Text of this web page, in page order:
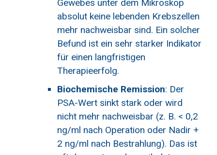
Gewebes unter dem Mikroskop
absolut keine lebenden Krebszellen
mehr nachweisbar sind. Ein solcher
Befund ist ein sehr starker Indikator
für einen langfristigen
Therapieerfolg.
Biochemische Remission: Der
PSA-Wert sinkt stark oder wird
nicht mehr nachweisbar (z. B. < 0,2
ng/ml nach Operation oder Nadir +
2 ng/ml nach Bestrahlung). Das ist